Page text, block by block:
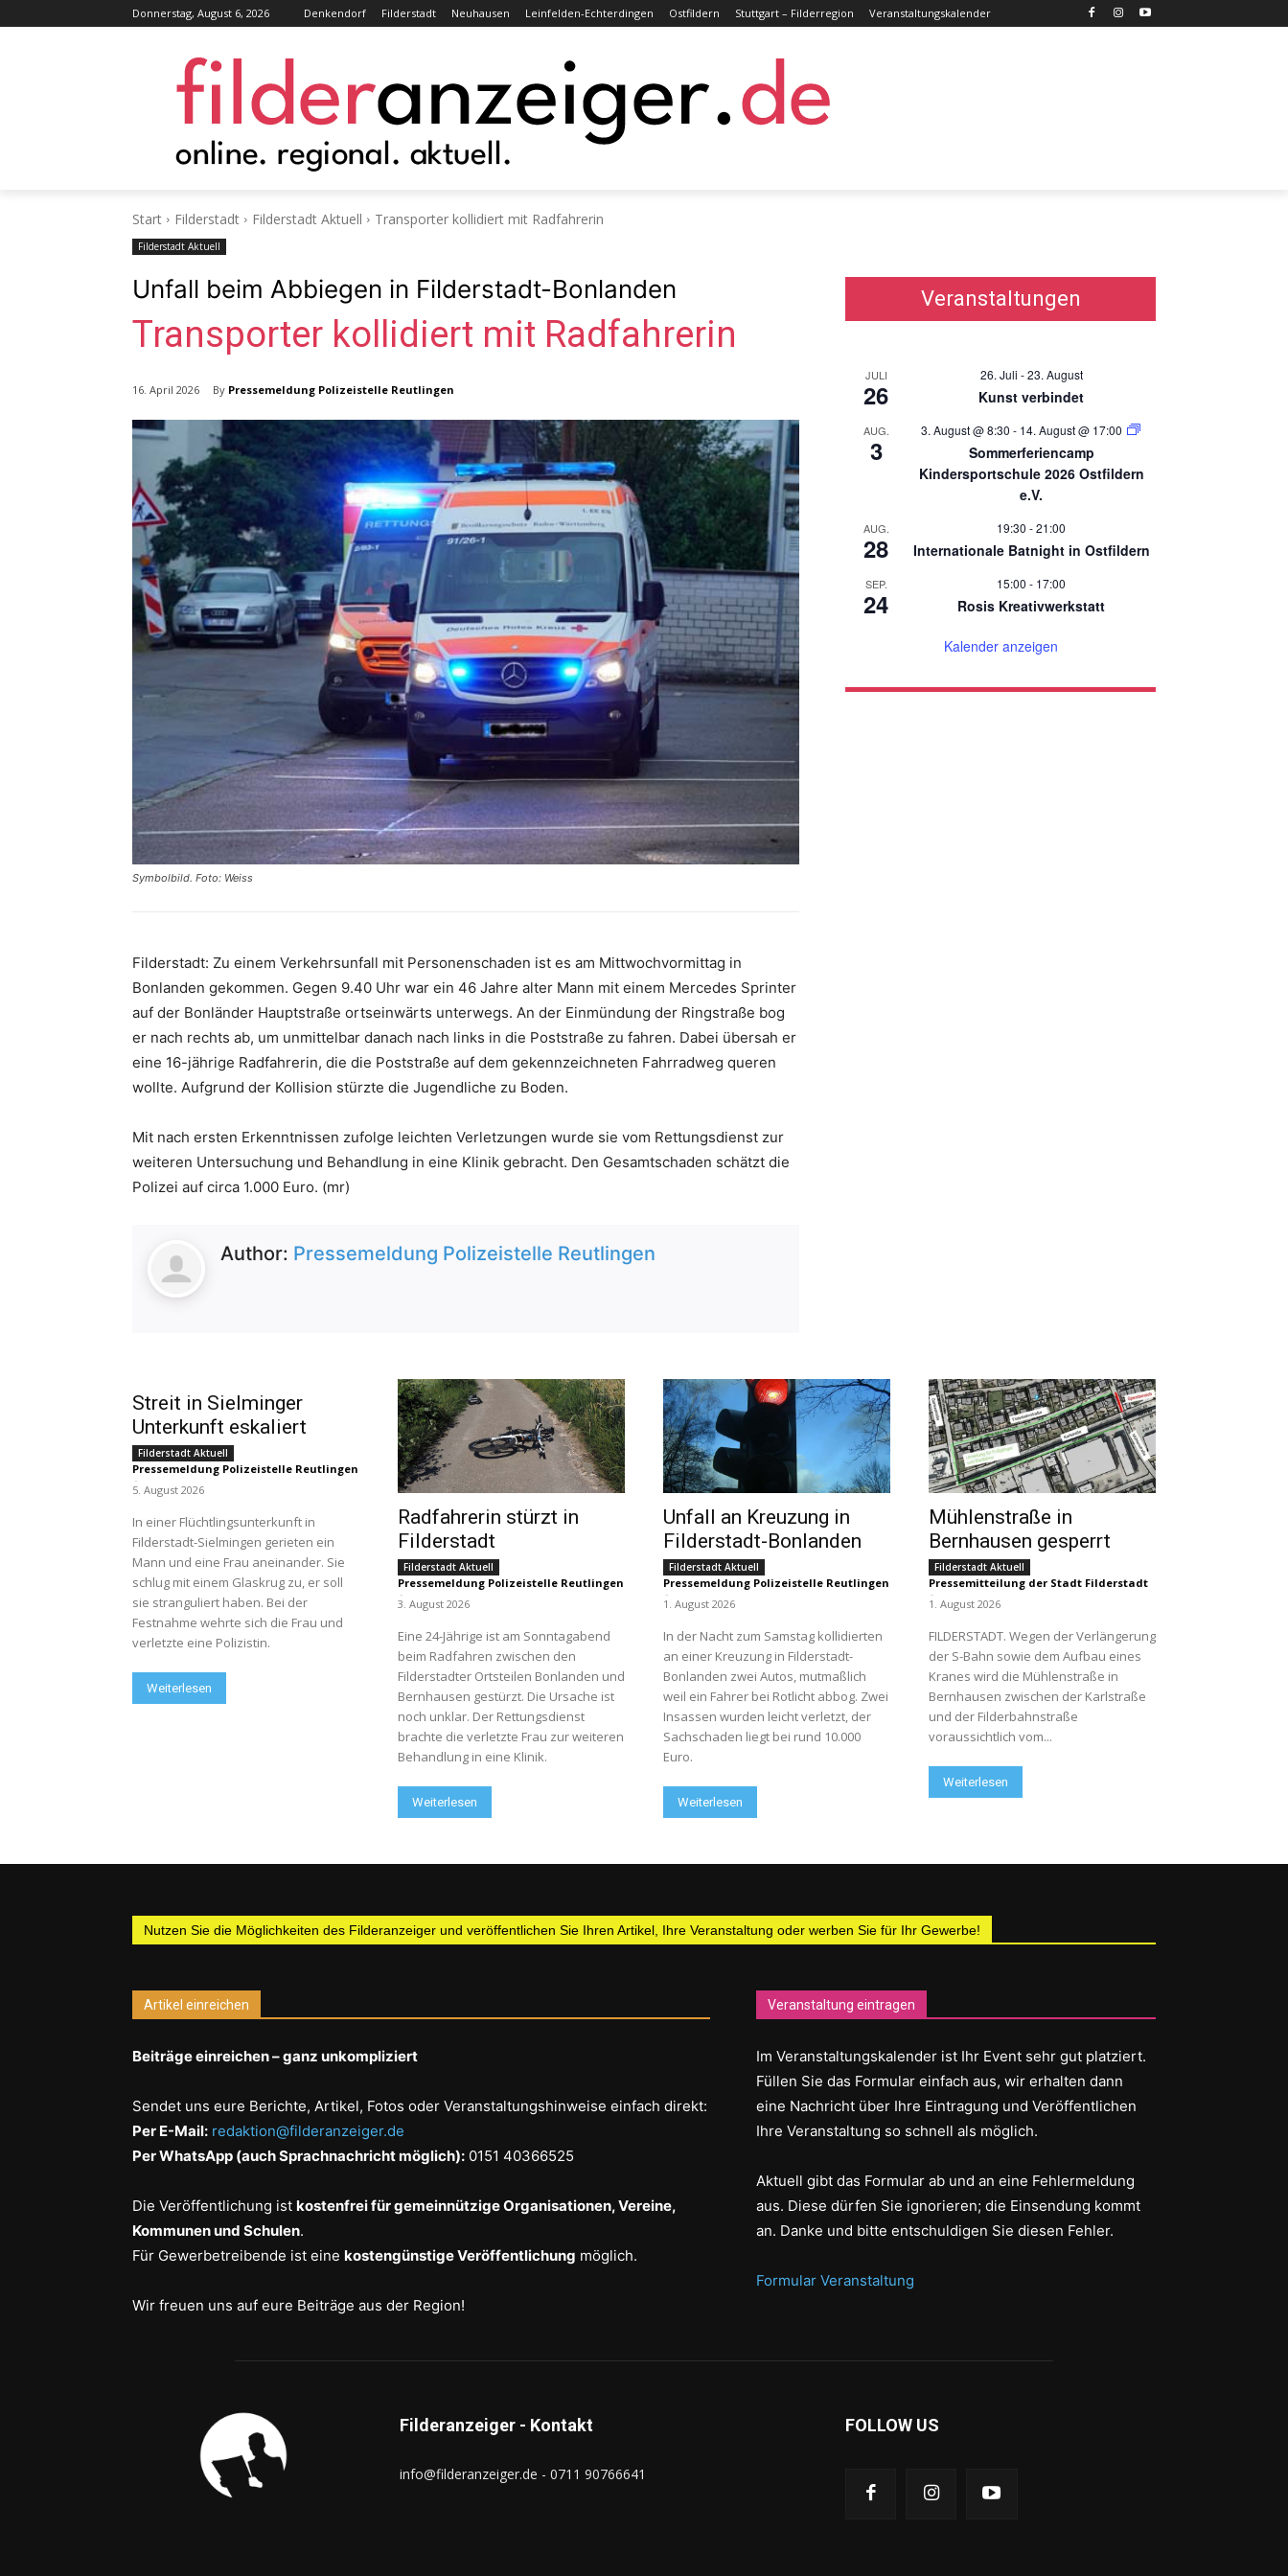
Donnerstag, August 6, 2026 Denkendorf Filderstadt Neuhausen Leinfelden-Echterdingen Ostfildern Stuttgart – Filderregion Veranstaltungskalender
Start Filderstadt Filderstadt Aktuell Transporter kollidiert mit Radfahrerin
Filderstadt Aktuell
Unfall beim Abbiegen in Filderstadt-Bonlanden
Transporter kollidiert mit Radfahrerin
16. April 2026 By Pressemeldung Polizeistelle Reutlingen
Symbolbild. Foto: Weiss
Filderstadt: Zu einem Verkehrsunfall mit Personenschaden ist es am Mittwochvormittag in
Bonlanden gekommen. Gegen 9.40 Uhr war ein 46 Jahre alter Mann mit einem Mercedes Sprinter
auf der Bonländer Hauptstraße ortseinwärts unterwegs. An der Einmündung der Ringstraße bog
er nach rechts ab, um unmittelbar danach nach links in die Poststraße zu fahren. Dabei übersah er
eine 16-jährige Radfahrerin, die die Poststraße auf dem gekennzeichneten Fahrradweg queren
wollte. Aufgrund der Kollision stürzte die Jugendliche zu Boden.
Mit nach ersten Erkenntnissen zufolge leichten Verletzungen wurde sie vom Rettungsdienst zur
weiteren Untersuchung und Behandlung in eine Klinik gebracht. Den Gesamtschaden schätzt die
Polizei auf circa 1.000 Euro. (mr)
Author: Pressemeldung Polizeistelle Reutlingen
Veranstaltungen
JULI
26
26. Juli -23. August
Kunst verbindet
AUG.
3
3. August @ 8:30 - 14. August @ 17:00
Sommerferiencamp
Kindersportschule 2026 Ostfildern
e.V.
AUG.
28
19:30 -21:00
Internationale Batnight in Ostfildern
SEP.
24
15:00 - 17:00
Rosis Kreativwerkstatt
Kalender anzeigen
Streit in Sielminger
Unterkunft eskaliert
Filderstadt Aktuell
Pressemeldung Polizeistelle Reutlingen
-
5. August 2026
In einer Flüchtlingsunterkunft in
Filderstadt-Sielmingen gerieten ein
Mann und eine Frau aneinander. Sie
schlug mit einem Glaskrug zu, er soll
sie stranguliert haben. Bei der
Festnahme wehrte sich die Frau und
verletzte eine Polizistin.
Weiterlesen
Radfahrerin stürzt in
Filderstadt
Filderstadt Aktuell
Pressemeldung Polizeistelle Reutlingen
-
3. August 2026
Eine 24-Jährige ist am Sonntagabend
beim Radfahren zwischen den
Filderstadter Ortsteilen Bonlanden und
Bernhausen gestürzt. Die Ursache ist
noch unklar. Der Rettungsdienst
brachte die verletzte Frau zur weiteren
Behandlung in eine Klinik.
Weiterlesen
Unfall an Kreuzung in
Filderstadt-Bonlanden
Filderstadt Aktuell
Pressemeldung Polizeistelle Reutlingen
-
1. August 2026
In der Nacht zum Samstag kollidierten
an einer Kreuzung in Filderstadt-
Bonlanden zwei Autos, mutmaßlich
weil ein Fahrer bei Rotlicht abbog. Zwei
Insassen wurden leicht verletzt, der
Sachschaden liegt bei rund 10.000
Euro.
Weiterlesen
Mühlenstraße in
Bernhausen gesperrt
Filderstadt Aktuell
Pressemitteilung der Stadt Filderstadt
-
1. August 2026
FILDERSTADT. Wegen der Verlängerung
der S-Bahn sowie dem Aufbau eines
Kranes wird die Mühlenstraße in
Bernhausen zwischen der Karlstraße
und der Filderbahnstraße
voraussichtlich vom...
Weiterlesen
Nutzen Sie die Möglichkeiten des Filderanzeiger und veröffentlichen Sie Ihren Artikel, Ihre Veranstaltung oder werben Sie für Ihr Gewerbe!
Artikel einreichen
Beiträge einreichen – ganz unkompliziert
Sendet uns eure Berichte, Artikel, Fotos oder Veranstaltungshinweise einfach direkt:
Per E-Mail: redaktion@filderanzeiger.de
Per WhatsApp (auch Sprachnachricht möglich): 0151 40366525
Die Veröffentlichung ist kostenfrei für gemeinnützige Organisationen, Vereine,
Kommunen und Schulen.
Für Gewerbetreibende ist eine kostengünstige Veröffentlichung möglich.
Wir freuen uns auf eure Beiträge aus der Region!
Veranstaltung eintragen
Im Veranstaltungskalender ist Ihr Event sehr gut platziert.
Füllen Sie das Formular einfach aus, wir erhalten dann
eine Nachricht über Ihre Eintragung und Veröffentlichen
Ihre Veranstaltung so schnell als möglich.
Aktuell gibt das Formular ab und an eine Fehlermeldung
aus. Diese dürfen Sie ignorieren; die Einsendung kommt
an. Danke und bitte entschuldigen Sie diesen Fehler.
Formular Veranstaltung
Filderanzeiger - Kontakt
info@filderanzeiger.de - 0711 90766641
FOLLOW US